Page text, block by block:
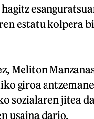
estatu kolpera
Meliton
giroa
sozialaren jitea
usaina dario.